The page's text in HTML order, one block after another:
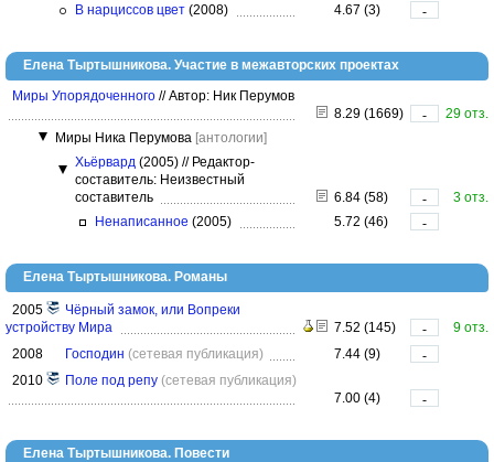
В нарциссов цвет (2008) 4.67 (3) -
Елена Тыртышникова. Участие в межавторских проектах
Миры Упорядоченного //Автор: Ник Перумов
8.29 (1669)
-
29 отз.
Миры Ника Перумова [антологии]
Хьёрвард (2005) //Редактор-
составитель: Неизвестный
составитель
6.84 (58) -
3 отз.
Ненаписанное (2005) 5.72 (46) -
Елена Тыртышникова. Романы
2005
Чёрный замок, или Вопреки
устройству Мира
7.52 (145) -
9 отз.
2008
Господин (сетевая публикация) 7.44 (9)
-
2010
Поле под репу (сетевая публикация)
7.00 (4)
-
Елена Тыртышникова. Повести